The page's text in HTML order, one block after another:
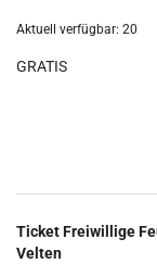
Aktuell verfügbar: 20
GRATIS
Ticket Freiwillige
Velten